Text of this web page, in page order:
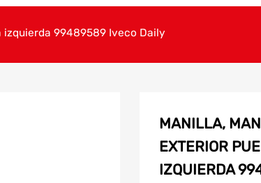
99489589 Iveco Daily
MANILLA,
EXTERIOR
IZQUIERDA